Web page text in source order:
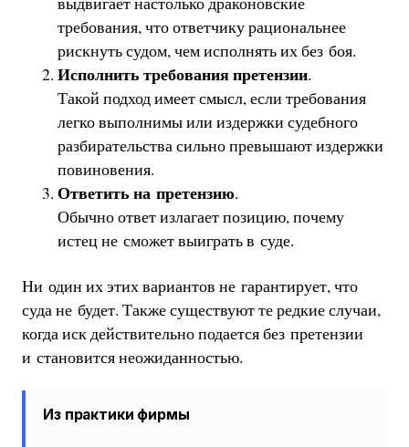
требования, что ответчику рациональнее
рискнуть судом, чем исполнять их без боя.
Исполнить требования претензии.
Такой подход имеет смысл, если требования
легко выполнимы или издержки судебного
разбирательства сильно превышают издержки
повиновения.
Ответить на претензию.
Обычно ответ излагает позицию, почему
истец не сможет выиграть в суде.
Ни один их этих вариантов не гарантирует, что
суда не будет. Также существуют те редкие случаи,
когда иск действительно подается без претензии
и становится неожиданностью.
Из практики фирмы